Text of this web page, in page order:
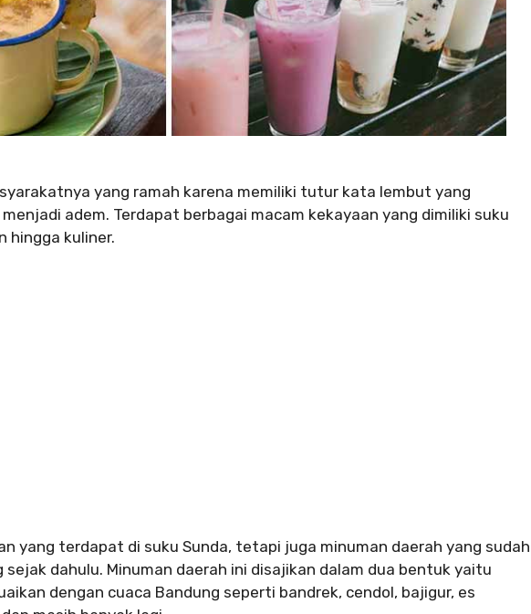
yang ramah karena memiliki tutur kata lembut yang
adem. Terdapat berbagai macam kekayaan yang dimiliki suku
hingga kuliner.
yang terdapat di suku Sunda, tetapi juga minuman daerah yang sudah
sejak dahulu. Minuman daerah ini disajikan dalam dua bentuk yaitu
dengan cuaca Bandung seperti bandrek, cendol, bajigur, es